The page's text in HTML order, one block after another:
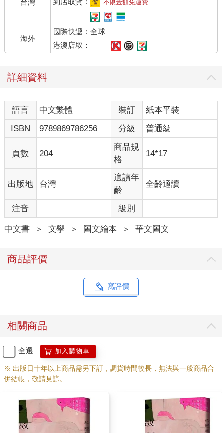
台灣
到店取貨：
不限金額免運費
海外
國際快遞：全球
港澳店取：
詳細資料
語言 中文繁體 裝訂
紙本平裝
ISBN
9789869786256 分級 普通級
頁數 204
商品規
格
14*17
出版地 台灣
適讀年
齡
全齡適讀
注音 級別
中文書 ＞ 文學 ＞ 圖文繪本 ＞ 華文圖文
商品評價
寫評價
相關商品
全選 加入購物車
※ 出版日十年以上商品需另下訂，調貨時間較長，無法與一般商品合
併結帳，敬請見諒。